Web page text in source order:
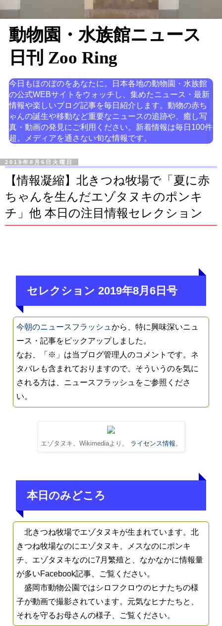
動物園・水族館ニュース
日刊 Zoo Ring
今日もほのぼのをあなたに。日本各地の動物園・水族館
の公式WEBサイトをウォッチし、集めたニュース・最新
情報や楽しいブログ記事を毎日紹介します。動物の赤ち
ゃんの誕生や移動など重要なニュースの追跡や、癒し写
真・動画の発見にご利用ください。新着情報は毎日100件
超。メディアを通さない旬な情報です。
2019年8月6日火曜日
【情報凝縮】北きつね牧場で「夏に赤
ちゃんを生んだエゾタヌキのポンキ
チ」他 本日の注目情報セレクション
セレクション 2019年8月6日号
今朝のニュースフラッシュから、特に興味深いニュ
ース・記事をピックアップしました。
なお、「※」は当ブログ管理人のコメントです。ネ
タバレも含まれておりますので、そういうのを気に
される方は、ニュースフラッシュをご参照くださ
い。
エゾタヌキ。Wikimediaより。 ライセンス情報 。
本日のみどころ
北きつね牧場でエゾタヌキが生まれています。北
きつね牧場なのにエゾタヌキ、メスなのにポンキ
チ、エゾタヌキなのに7月繁殖と、なかなかに情報量
が多いFacebook記事、ご覧ください。
盛岡市動物公園ではシロフクロウのヒナたちの様
子が動画で撮影されています。元気なヒナたちと、
それを守るお母さんの様子、ご覧ください。